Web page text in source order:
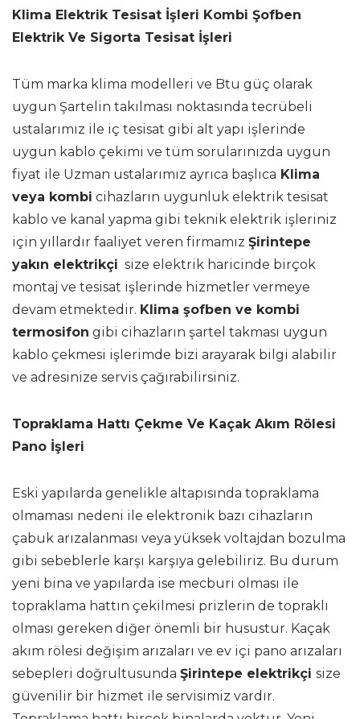
Klima Elektrik Tesisat İşleri Kombi Şofben
Elektrik Ve Sigorta Tesisat İşleri
Tüm marka klima modelleri ve Btu güç olarak
uygun Şartelin takılması noktasında tecrübeli
ustalarımız ile iç tesisat gibi alt yapı işlerinde
uygun kablo çekimi ve tüm sorularınızda uygun
fiyat ile Uzman ustalarımız ayrıca başlıca Klima
veya kombi cihazların uygunluk elektrik tesisat
kablo ve kanal yapma gibi teknik elektrik işleriniz
için yıllardır faaliyet veren firmamız Şirintepe
yakın elektrikçi size elektrik haricinde birçok
montaj ve tesisat işlerinde hizmetler vermeye
devam etmektedir. Klima şofben ve kombi
termosifon gibi cihazların şartel takması uygun
kablo çekmesi işlerimde bizi arayarak bilgi alabilir
ve adresinize servis çağırabilirsiniz.
Topraklama Hattı Çekme Ve Kaçak Akım Rölesi
Pano İşleri
Eski yapılarda genelikle altapısında topraklama
olmaması nedeni ile elektronik bazı cihazların
çabuk arızalanması veya yüksek voltajdan bozulma
gibi sebeblerle karşı karşıya gelebiliriz. Bu durum
yeni bina ve yapılarda ise mecburi olması ile
topraklama hattın çekilmesi prizlerin de topraklı
olması gereken diğer önemli bir husustur. Kaçak
akım rölesi değişim arızaları ve ev içi pano arızaları
sebepleri doğrultusunda Şirintepe elektrikçi size
güvenilir bir hizmet ile servisimiz vardır.